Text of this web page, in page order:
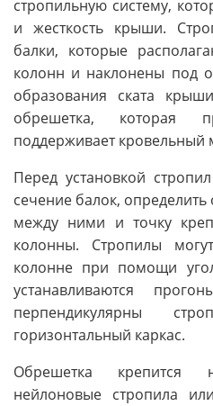
стропильную систему,
и жесткость крыши.
балки, которые
колонн и наклонены под
образования ската
обрешетка, которая
поддерживает кровельный
Перед установкой
сечение балок,
между ними и точку
колонны. Стропилы
колонне при помощи
устанавливаются
перпендикулярны
горизонтальный каркас.
Обрешетка крепится
нейлоновые стропила